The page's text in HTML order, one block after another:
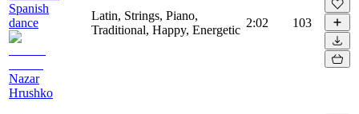
Spanish
dance
Nazar
Hrushko
Latin, Strings, Piano,
Traditional, Happy, Energetic
2:02 103